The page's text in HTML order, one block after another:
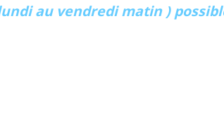
au vendredi matin )